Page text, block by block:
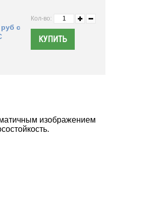
с
Кол-во:
изображением